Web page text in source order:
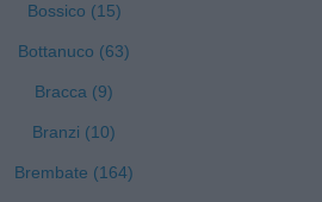
Bossico (15)
Bottanuco (63)
Bracca (9)
Branzi (10)
Brembate (164)